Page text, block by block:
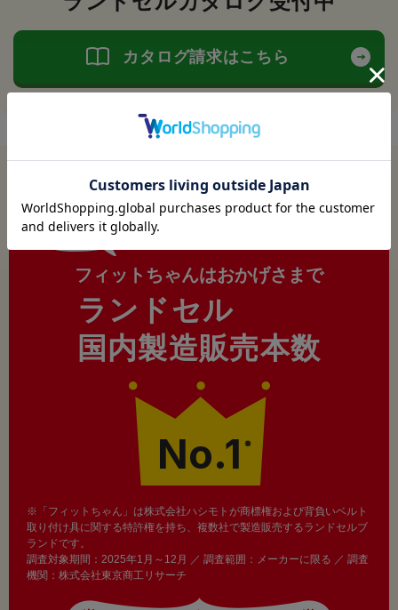
カタログ請求はこちら
今年も
フィットちゃんはおかげさまで
ランドセル
国内製造販売本数
No.1 ※
※「フィットちゃん」は株式会社ハシモトが商標権および背負いベルト
取り付け具に関する特許権を持ち、複数社で製造販売するランドセルブ
ランドです。
調査対象期間：2025年1月～12月 ／ 調査範囲：メーカーに限る ／ 調査
機関：株式会社東京商工リサーチ